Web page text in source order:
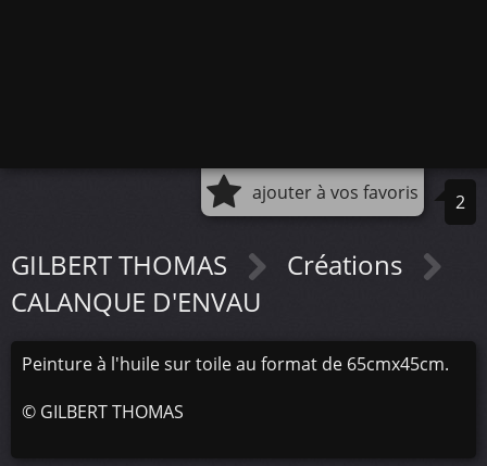
ajouter à vos favoris 2
GILBERT THOMAS
Créations
CALANQUE D'ENVAU
Peinture à l'huile sur toile au format de 65cmx45cm.
© GILBERT THOMAS